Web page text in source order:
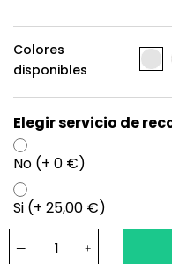
Colores
disponibles
Elegir servicio de
No (+ 0 €)
Si (+ 25,00 €)